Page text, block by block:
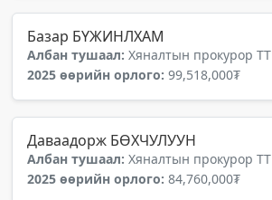
Базар БҮЖИНЛХАМ
Албан тушаал: Хяналтын прокурор ТТ
2025 өөрийн орлого: 99,518,000₮
Даваадорж БӨХЧУЛУУН
Албан тушаал: Хяналтын прокурор ТТ
2025 өөрийн орлого: 84,760,000₮